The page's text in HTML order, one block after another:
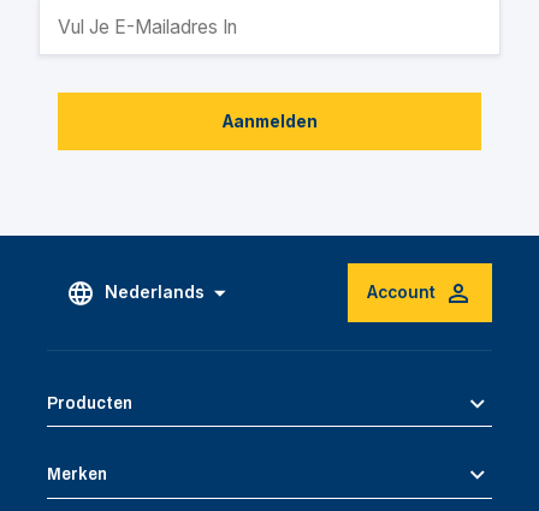
Aanmelden
Nederlands Account
Producten
Merken